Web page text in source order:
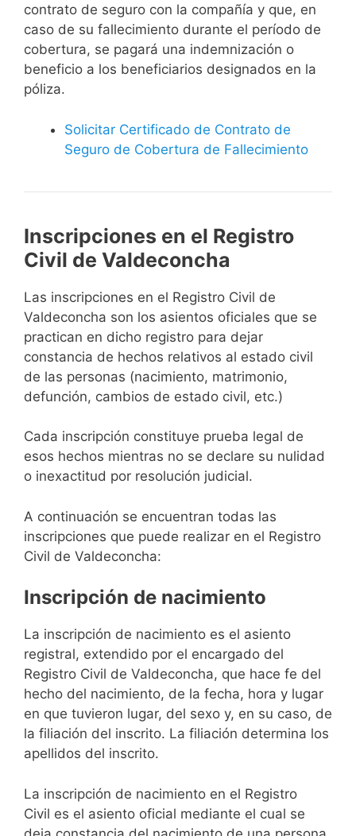
contrato de seguro con la compañía y que, en
caso de su fallecimiento durante el período de
cobertura, se pagará una indemnización o
beneficio a los beneficiarios designados en la
póliza.
Solicitar Certificado de Contrato de
Seguro de Cobertura de Fallecimiento
Inscripciones en el Registro
Civil de Valdeconcha
Las inscripciones en el Registro Civil de
Valdeconcha son los asientos oficiales que se
practican en dicho registro para dejar
constancia de hechos relativos al estado civil
de las personas (nacimiento, matrimonio,
defunción, cambios de estado civil, etc.)
Cada inscripción constituye prueba legal de
esos hechos mientras no se declare su nulidad
o inexactitud por resolución judicial.
A continuación se encuentran todas las
inscripciones que puede realizar en el Registro
Civil de Valdeconcha:
Inscripción de nacimiento
La inscripción de nacimiento es el asiento
registral, extendido por el encargado del
Registro Civil de Valdeconcha, que hace fe del
hecho del nacimiento, de la fecha, hora y lugar
en que tuvieron lugar, del sexo y, en su caso, de
la filiación del inscrito. La filiación determina los
apellidos del inscrito.
La inscripción de nacimiento en el Registro
Civil es el asiento oficial mediante el cual se